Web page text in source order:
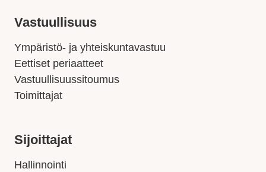
Vastuullisuus
Ympäristö- ja yhteiskuntavastuu
Eettiset periaatteet
Vastuullisuussitoumus
Toimittajat
Sijoittajat
Hallinnointi